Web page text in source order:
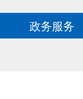
政务服务